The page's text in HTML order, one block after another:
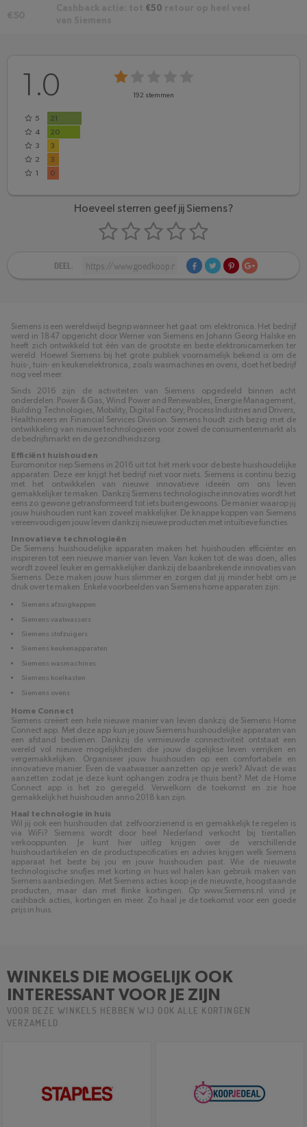
€50
1.0 192 stemmen
5
21
4
20
3
3
2
3
1
0
Hoeveel sterren geef jij Siemens?
DEEL:
Siemens is een wereldwijd begrip wanneer het gaat om elektronica. Het bedrijf
werd in 1847 opgericht door Werner von Siemens en Johann Georg Halske en
heeft zich ontwikkeld tot één van de grootste en beste elektronicamerken ter
wereld. Hoewel Siemens bij het grote publiek voornamelijk bekend is om de
huis-, tuin- en keukenelektronica, zoals wasmachines en ovens, doet het bedrijf
nog veel meer.
Sinds 2016 zijn de activiteiten van Siemens opgedeeld binnen acht
onderdelen: Power & Gas, Wind Power and Renewables, Energie Management,
Building Technologies, Mobility, Digital Factory, Process Industries and Drivers,
Healthineers en Financial Services Division. Siemens houdt zich bezig met de
ontwikkeling van nieuwe technologieën voor zowel de consumentenmarkt als
de bedrijfsmarkt en de gezondheidszorg.
Efficiënt huishouden
Euromonitor riep Siemens in 2016 uit tot hét merk voor de beste huishoudelijke
apparaten. Deze eer krijgt het bedrijf niet voor niets. Siemens is continu bezig
met het ontwikkelen van nieuwe innovatieve ideeën om ons leven
gemakkelijker te maken. Dankzij Siemens technologische innovaties wordt het
eens zo gewone getransformeerd tot iets buitengewoons. De manier waarop jij
jouw huishouden runt kan zoveel makkelijker. De knappe koppen van Siemens
vereenvoudigen jouw leven dankzij nieuwe producten met intuïtieve functies.
Innovatieve technologieën
De Siemens huishoudelijke apparaten maken het huishouden efficiënter en
inspireren tot een nieuwe manier van leven. Van koken tot de was doen, alles
wordt zoveel leuker en gemakkelijker dankzij de baanbrekende innovaties van
Siemens. Deze maken jouw huis slimmer en zorgen dat jij minder hebt om je
druk over te maken. Enkele voorbeelden van Siemens home apparaten zijn:
Siemens afzuigkappen
Siemens vaatwassers
Siemens stofzuigers
Siemens keukenapparaten
Siemens wasmachines
Siemens koelkasten
Siemens ovens
Home Connect
Siemens creëert een hele nieuwe manier van leven dankzij de Siemens Home
Connect app. Met deze app kun je jouw Siemens huishoudelijke apparaten van
een afstand bedienen. Dankzij de vernieuwde connectiviteit ontstaat een
wereld vol nieuwe mogelijkheden die jouw dagelijkse leven verrijken en
vergemakkelijken. Organiseer jouw huishouden op een comfortabele en
innovatieve manier. Even de vaatwasser aanzetten op je werk? Alvast de was
aanzetten zodat je deze kunt ophangen zodra je thuis bent? Met de Home
Connect app is het zo geregeld. Verwelkom de toekomst en zie hoe
gemakkelijk het huishouden anno 2018 kan zijn.
Haal technologie in huis
Wil jij ook een huishouden dat zelfvoorzienend is en gemakkelijk te regelen is
via WiFi? Siemens wordt door heel Nederland verkocht bij tientallen
verkooppunten. Je kunt hier uitleg krijgen over de verschillende
huishoudartikelen en de productspecificaties en advies krijgen welk Siemens
apparaat het beste bij jou en jouw huishouden past. Wie de nieuwste
technologische snufjes met korting in huis wil halen kan gebruik maken van
Siemens aanbiedingen. Met Siemens acties koop je de nieuwste, hoogstaande
producten, maar dan met flinke kortingen. Op www.Siemens.nl vind je
cashback acties, kortingen en meer. Zo haal je de toekomst voor een goede
prijs in huis.
WINKELS DIE MOGELIJK OOK
INTERESSANT VOOR JE ZIJN
VOOR DEZE WINKELS HEBBEN WIJ OOK ALLE KORTINGEN
VERZAMELD